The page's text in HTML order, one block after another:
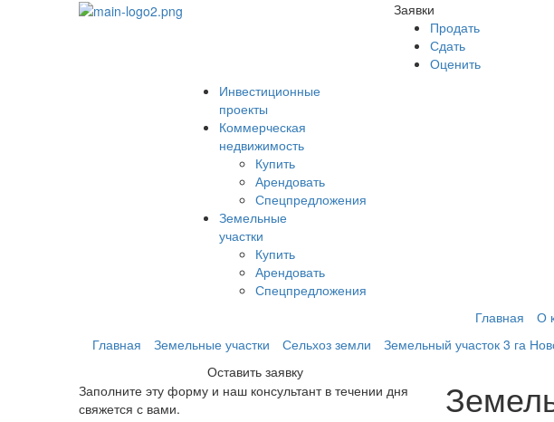
Заявки
Продать
Сдать
Оценить
Инвестиционные
проекты
Коммерческая
недвижимость
Купить
Арендовать
Спецпредложения
Земельные
участки
Купить
Арендовать
Спецпредложения
Главная О
Главная
Земельные участки Сельхоз земли Земельный участок 3 га
Оставить заявку
Заполните эту форму и наш консультант в течении дня
свяжется с вами.